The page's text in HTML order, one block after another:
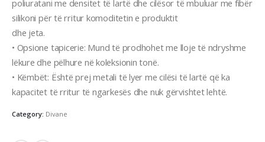
poliuratani me densitet të lartë dhe cilësor të mbuluar me fibër
silikoni për të rritur komoditetin e produktit
dhe jeta.
• Opsione tapicerie: Mund të prodhohet me lloje të ndryshme
lëkure dhe pëlhure në koleksionin tonë.
• Këmbët: Është prej metali të lyer me cilësi të lartë që ka
kapacitet të rritur të ngarkesës dhe nuk gërvishtet lehtë.
Category: Divane